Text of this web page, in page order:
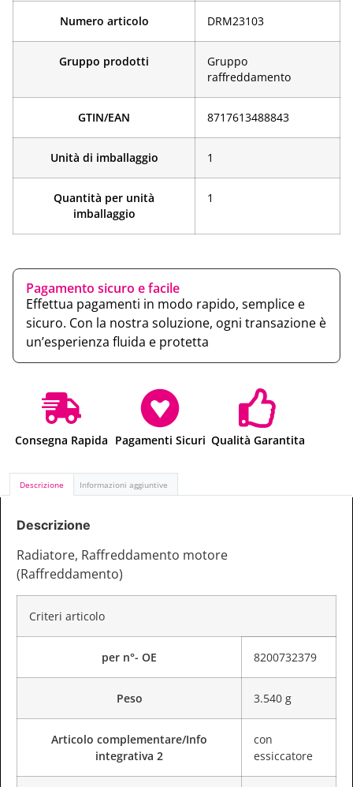
Numero articolo DRM23103
Gruppo prodotti
Gruppo
raffreddamento
GTIN/EAN ­8717613488843
Unità di imballaggio 1
Quantità per unità
imballaggio
1
Pagamento sicuro e facile
Effettua pagamenti in modo rapido, semplice e
sicuro. Con la nostra soluzione, ogni transazione è
un’esperienza fluida e protetta
Consegna Rapida Pagamenti Sicuri Qualità Garantita
Descrizione Informazioni aggiuntive
Descrizione
Radiatore, Raffreddamento motore
(Raffreddamento)
Criteri articolo
per n°- OE 8200732379
Peso 3.540 g
Articolo complementare/Info
integrativa 2
con
essiccatore